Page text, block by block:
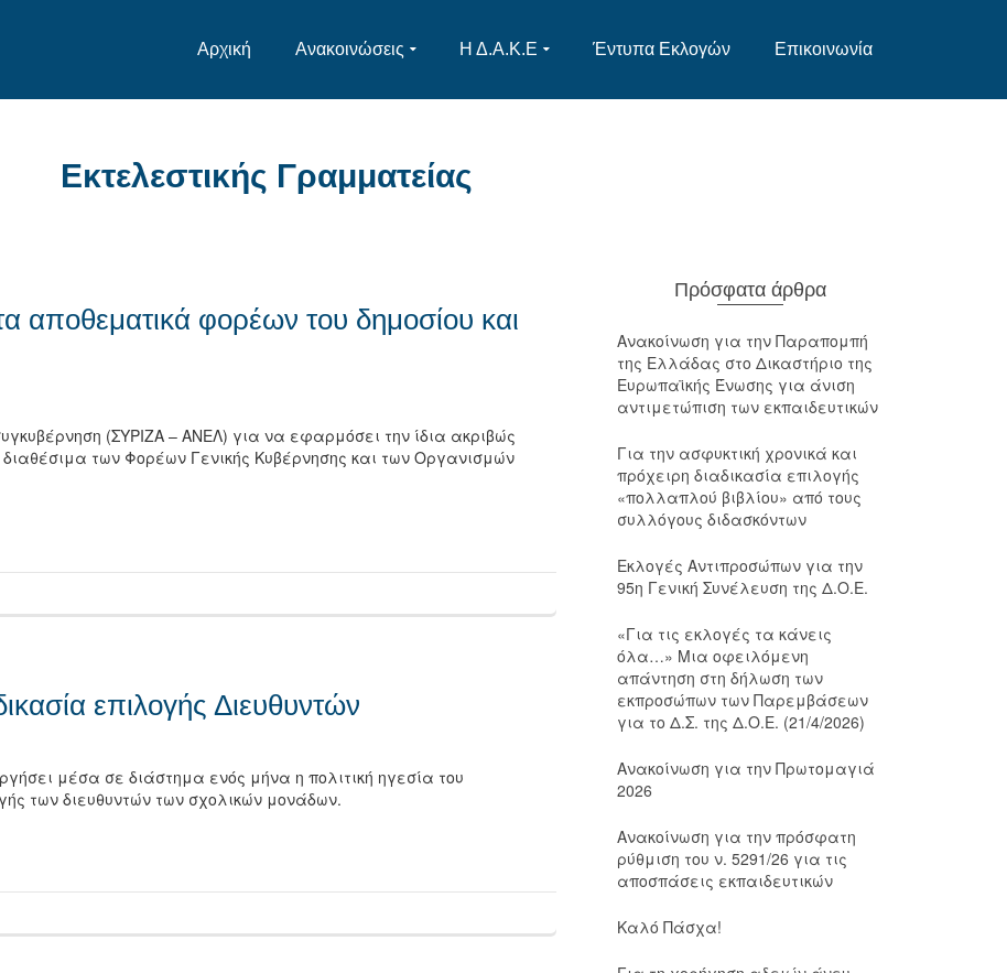
Αρχική Ανακοινώσεις Η Δ.Α.Κ.Ε Έντυπα Εκλογών Επικοινωνία
Εκτελεστικής Γραμματείας
αποθεματικά φορέων του δημοσίου και
(ΣΥΡΙΖΑ – ΑΝΕΛ) για να εφαρμόσει την ίδια ακριβώς
των Φορέων Γενικής Κυβέρνησης και των Οργανισμών
επιλογής Διευθυντών
μέσα σε διάστημα ενός μήνα η πολιτική ηγεσία του
των διευθυντών των σχολικών μονάδων.
Πρόσφατα άρθρα
Ανακοίνωση για την Παραπομπή
της Ελλάδας στο Δικαστήριο της
Ευρωπαϊκής Ένωσης για άνιση
αντιμετώπιση των εκπαιδευτικών
Για την ασφυκτική χρονικά και
πρόχειρη διαδικασία επιλογής
«πολλαπλού βιβλίου» από τους
συλλόγους διδασκόντων
Εκλογές Αντιπροσώπων για την
95η Γενική Συνέλευση της Δ.Ο.Ε.
«Για τις εκλογές τα κάνεις
όλα…» Μια οφειλόμενη
απάντηση στη δήλωση των
εκπροσώπων των Παρεμβάσεων
για το Δ.Σ. της Δ.Ο.Ε. (21/4/2026)
Ανακοίνωση για την Πρωτομαγιά
2026
Ανακοίνωση για την πρόσφατη
ρύθμιση του ν. 5291/26 για τις
αποσπάσεις εκπαιδευτικών
Καλό Πάσχα!